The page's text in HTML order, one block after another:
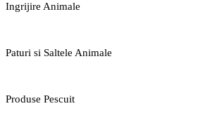
Ingrijire Animale
Paturi si Saltele Animale
Produse Pescuit